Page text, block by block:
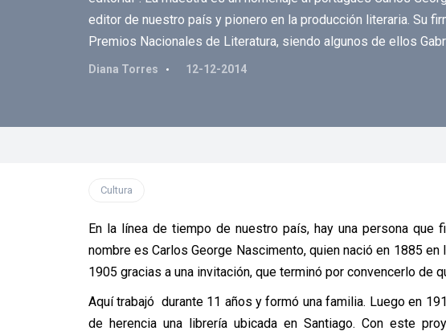
editor de nuestro país y pionero en la producción literaria. Su
Premios Nacionales de Literatura, siendo algunos de ellos
Diana Torres 12-12-2014
Cultura
En la línea de tiempo de nuestro país, hay una persona que
nombre es Carlos George Nascimento, quien nació en 1885
1905 gracias a una invitación, que terminó por convencerlo de
Aquí trabajó durante 11 años y formó una familia. Luego en
de herencia una librería ubicada en Santiago. Con este